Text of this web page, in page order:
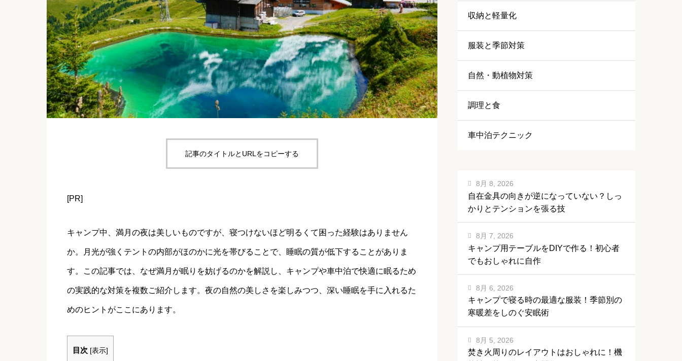
記事のタイトルとURLをコピーする
[PR]
キャンプ中、満月の夜は美しいものですが、寝つけないほど明るくて困った経験はありません
か。月光が強くテントの内部がほのかに光を帯びることで、睡眠の質が低下することがありま
す。この記事では、なぜ満月が眠りを妨げるのかを解説し、キャンプや車中泊で快適に眠るため
の実践的な対策を複数ご紹介します。夜の自然の美しさを楽しみつつ、深い睡眠を手に入れるた
めのヒントがここにあります。
目次 [表示]
収納と軽量化
服装と季節対策
自然・動植物対策
調理と食
車中泊テクニック
自在金具の向きが逆になっていない？しっ
かりとテンションを張る技
8月 8, 2026
キャンプ用テーブルをDIYで作る！初心者
でもおしゃれに自作
8月 7, 2026
キャンプで寝る時の最適な服装！季節別の
寒暖差をしのぐ安眠術
8月 6, 2026
焚き火周りのレイアウトはおしゃれに！機
8月 5, 2026